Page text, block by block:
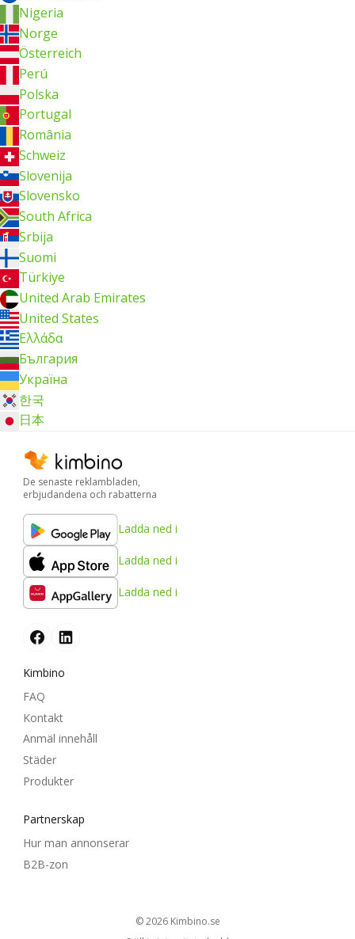
Nigeria
Norge
Österreich
Perú
Polska
Portugal
România
Schweiz
Slovenija
Slovensko
South Africa
Srbija
Suomi
Türkiye
United Arab Emirates
United States
Ελλάδα
България
Україна
한국
日本
De senaste reklambladen,
erbjudandena och rabatterna
Ladda ned i
Ladda ned i
Ladda ned i
Kimbino
FAQ
Kontakt
Anmäl innehåll
Städer
Produkter
Partnerskap
Hur man annonserar
B2B-zon
© 2026 kimbino.se